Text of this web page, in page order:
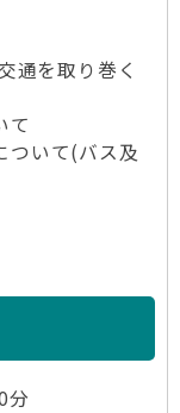
通を取り巻く
て
ついて(バス及
分